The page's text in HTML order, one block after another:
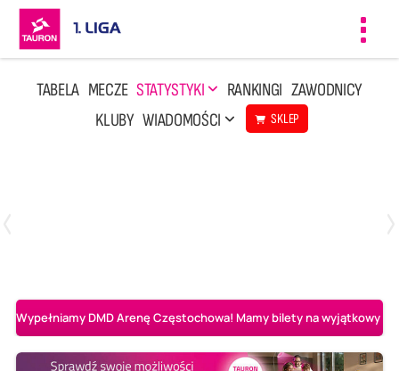
TABELA MECZE STATYSTYKI RANKINGI ZAWODNICY
KLUBY WIADOMOŚCI SKLEP
Wypełniamy DMD Arenę Częstochowa! Mamy bilety na wyjątkowy